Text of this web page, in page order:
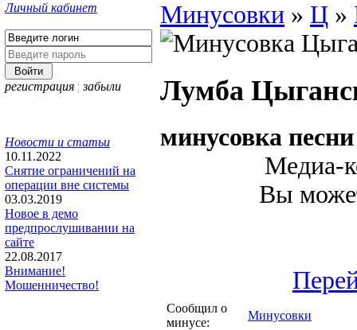
Личный кабинет
регистрация ¦ забыли
Новости и статьи
10.11.2022
Снятие ограничений на
операции вне системы
03.03.2019
Новое в демо
предпрослушивании на
сайте
22.08.2017
Внимание!
Мошенничество!
Минусовки » Ц »
Лумба
минусовка песни
Медиа-
Вы
Сообщил о
минусе:
Минусовки